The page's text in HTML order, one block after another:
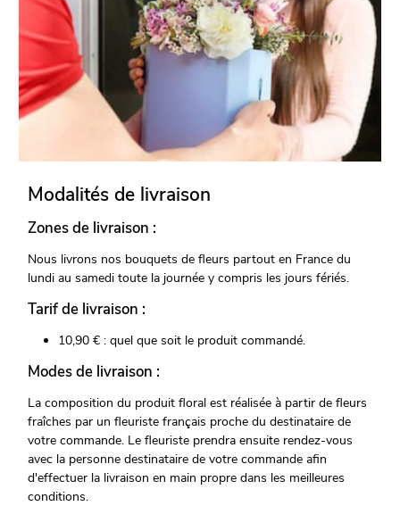
Modalités de livraison
Zones de livraison :
Nous livrons nos bouquets de fleurs partout en France du
lundi au samedi toute la journée y compris les jours fériés.
Tarif de livraison :
10,90 € : quel que soit le produit commandé.
Modes de livraison :
La composition du produit floral est réalisée à partir de fleurs
fraîches par un fleuriste français proche du destinataire de
votre commande. Le fleuriste prendra ensuite rendez-vous
avec la personne destinataire de votre commande afin
d'effectuer la livraison en main propre dans les meilleures
conditions.